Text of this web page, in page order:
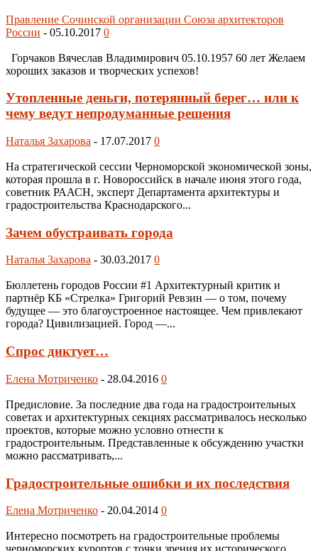
Правление Сочинской организации Союза архитекторов
России - 05.10.2017 0
Горчаков Вячеслав Владимирович 05.10.1957 60 лет Желаем
хороших заказов и творческих успехов!
Утопленные деньги, потерянный берег… или к
чему ведут непродуманные решения
Наталья Захарова - 17.07.2017 0
На стратегической сессии Черноморской экономической зоны,
которая прошла в г. Новороссийск в начале июня этого года,
советник РААСН, эксперт Департамента архитектуры и
градостроительства Краснодарского...
Зачем обустраивать города
Наталья Захарова - 30.03.2017 0
Бюллетень городов России #1 Архитектурный критик и
партнёр КБ «Стрелка» Григорий Ревзин — о том, почему
будущее — это благоустроенное настоящее. Чем привлекают
города? Цивилизацией. Город —...
Спрос диктует…
Елена Мотриченко - 28.04.2016 0
Предисловие. За последние два года на градостроительных
советах и архитектурных секциях рассматривалось несколько
проектов, которые можно условно отнести к
градостроительным. Представленные к обсуждению участки
можно рассматривать,...
Градостроительные ошибки и их последствия
Елена Мотриченко - 20.04.2014 0
Интересно посмотреть на градостроительные проблемы